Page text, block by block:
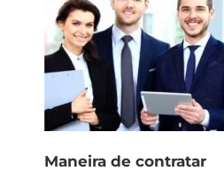
Maneira de contratar